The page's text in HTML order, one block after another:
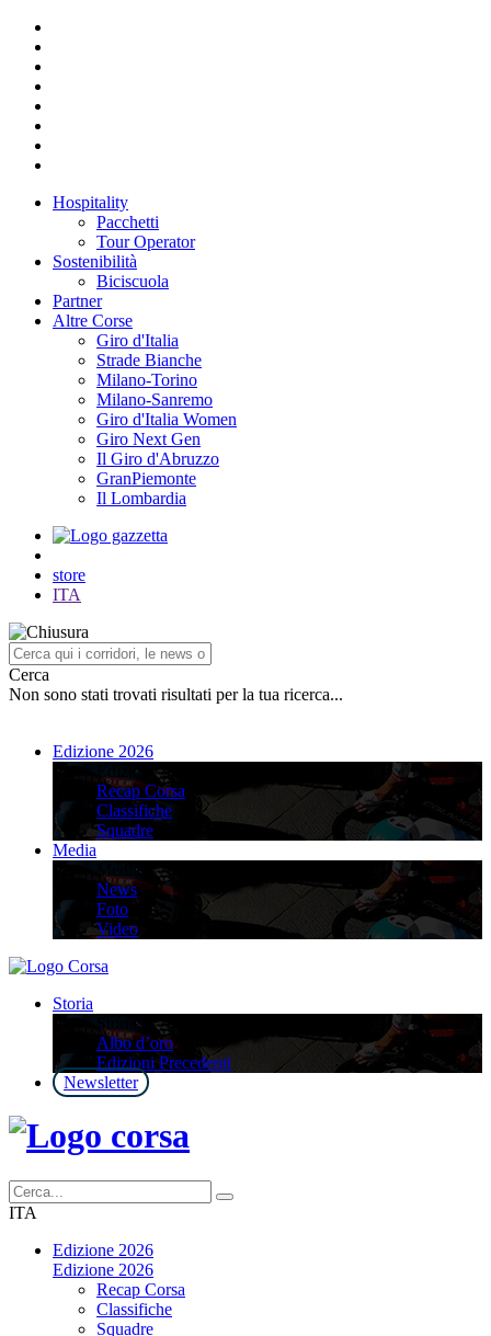
Hospitality
Pacchetti
Tour Operator
Sostenibilità
Biciscuola
Partner
Altre Corse
Giro d'Italia
Strade Bianche
Milano-Torino
Milano-Sanremo
Giro d'Italia Women
Giro Next Gen
Il Giro d'Abruzzo
GranPiemonte
Il Lombardia
store
ITA
Cerca
Non sono stati trovati risultati per la tua ricerca...
Edizione 2026
Edizione 2026
Recap Corsa
Classifiche
Squadre
Media
Media
News
Foto
Video
Storia
Storia
Albo d’oro
Edizioni Precedenti
Newsletter
ITA
Edizione 2026
Edizione 2026
Recap Corsa
Classifiche
Squadre